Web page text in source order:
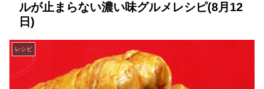
ルが止まらない濃い味グルメレシピ(8月12
日)
レシピ